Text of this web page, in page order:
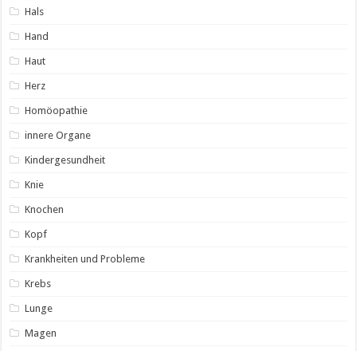
Hals
Hand
Haut
Herz
Homöopathie
innere Organe
Kindergesundheit
Knie
Knochen
Kopf
Krankheiten und Probleme
Krebs
Lunge
Magen